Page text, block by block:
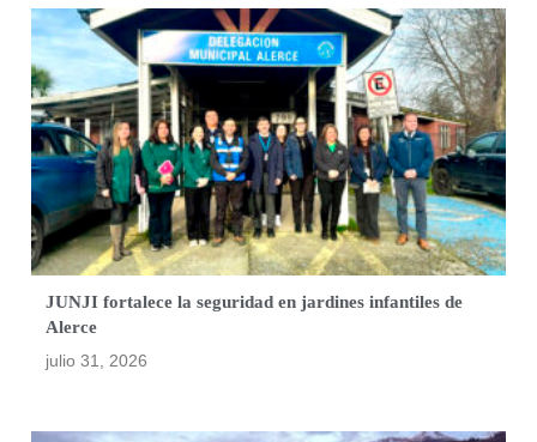
JUNJI fortalece la seguridad en jardines infantiles de
Alerce
julio 31, 2026